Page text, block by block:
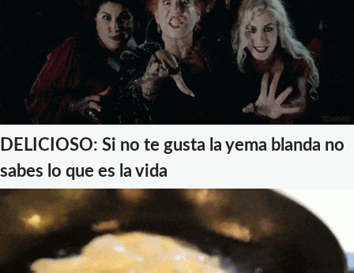
DELICIOSO: Si no te gusta la yema blanda no
sabes lo que es la vida